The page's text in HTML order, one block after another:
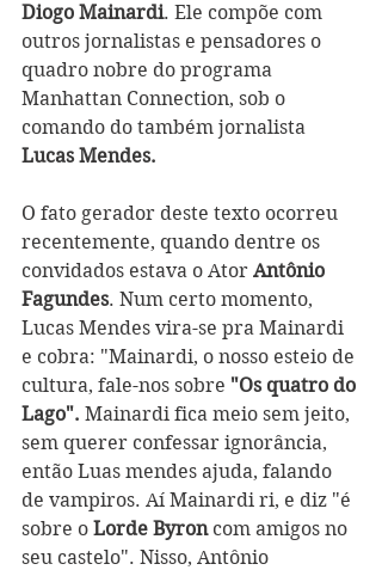
Diogo Mainardi. Ele compõe com
outros jornalistas e pensadores o
quadro nobre do programa
Manhattan Connection, sob o
comando do também jornalista
Lucas Mendes.
O fato gerador deste texto ocorreu
recentemente, quando dentre os
convidados estava o Ator Antônio
Fagundes. Num certo momento,
Lucas Mendes vira-se pra Mainardi
e cobra: "Mainardi, o nosso esteio de
cultura, fale-nos sobre "Os quatro do
Lago". Mainardi fica meio sem jeito,
sem querer confessar ignorância,
então Luas mendes ajuda, falando
de vampiros. Aí Mainardi ri, e diz "é
sobre o Lorde Byron com amigos no
seu castelo". Nisso, Antônio